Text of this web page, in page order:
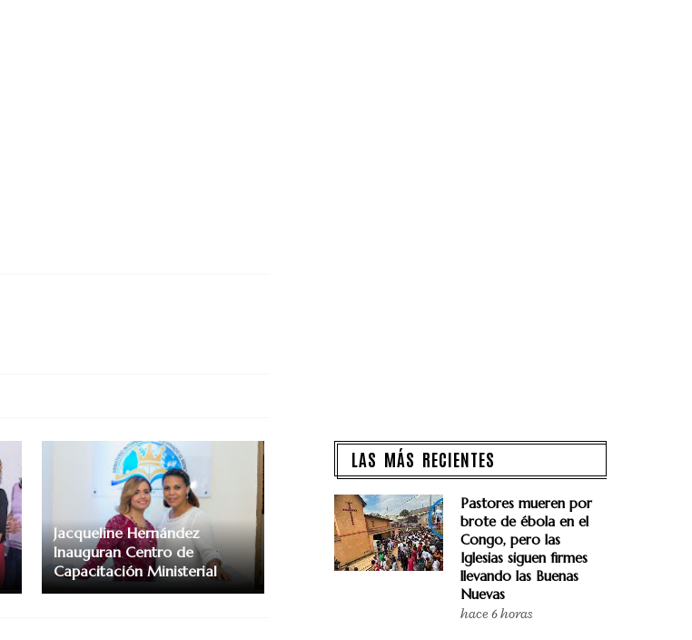
Jacqueline Hernández
Inauguran Centro de
Capacitación Ministerial
LAS MÁS RECIENTES
Pastores mueren por
brote de ébola en el
Congo, pero las
Iglesias siguen firmes
llevando las Buenas
Nuevas
hace 6 horas